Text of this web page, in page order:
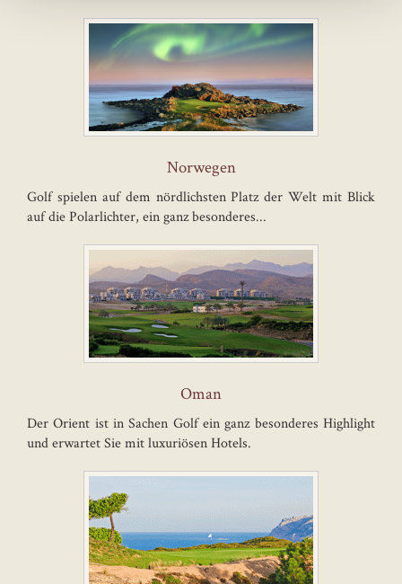
Norwegen
Golf spielen auf dem nördlichsten Platz der Welt mit Blick
auf die Polarlichter, ein ganz besonderes...
Oman
Der Orient ist in Sachen Golf ein ganz besonderes Highlight
und erwartet Sie mit luxuriösen Hotels.